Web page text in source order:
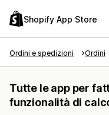
Shopify App Store
Ordini e spedizioni Ordini
Tutte le app per
funzionalità di